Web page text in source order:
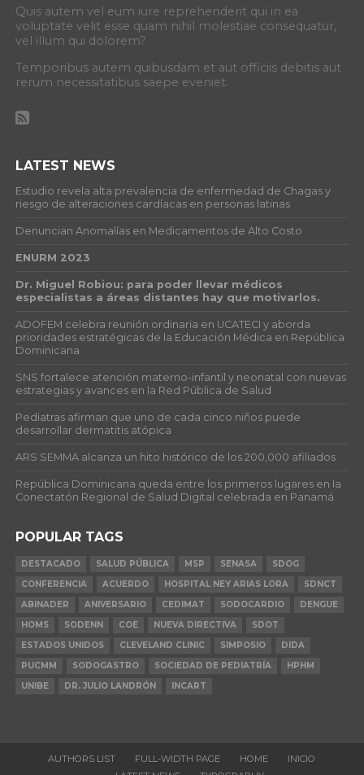
Quis autem vel eum iure reprehenderit qui in ea
voluptate velit esse quam nihil molestiae consequatur,
vel illum qui dolorem?
Temporibus autem quibusdam et aut officiis debitis aut
rerum necessitatibus saepe eveniet.
LATEST NEWS
Estudio revela alta prevalencia de enfermedad de Chagas y
riesgo de alteraciones cardíacas en personas latinas
Denuncian Anomalías en Medicamentos de Alto Costo
ENURM 2023
Dr. Miguel Robiou: para poder llevar médicos
especialistas a áreas distantes hay que motivarlos.
ADOFEM celebra reunión ordinaria en UCATECI y aborda
prioridades estratégicas de la Educación Médica en República
Dominicana
SNS fortalece atención materno-infantil y neonatal con nuevas
estrategias y avances en la Red Pública de Salud
Pediatras afirman que uno de cada cinco niños puede
desarrollar dermatitis atópica
ARS SEMMA alcanza un hito histórico de los 200,000 afiliados
República Dominicana queda entre los primeros lugares en la
Conectatón Regional de Salud Digital celebrada en Panamá
POPULAR TAGS
DESTACADO SALUD PÚBLICA MSP SENASA
SDOG
CONFERENCIA
ACUERDO HOSPITAL NEY ARIAS LORA
SDNCT
ABINADER
ANIVERSARIO CEDIMAT SODOCARDIO
DENGUE
HOMS
SODENN COE NUEVA DIRECTIVA
SDOT
ESTADOS UNIDOS
CLEVELAND CLINIC SIMPOSIO
DIDA
PUCMM
SODOGASTRO SOCIEDAD DE PEDIATRÍA
HPHM
UNIBE
DR. JULIO LANDRÓN INCART
AUTHORS LIST FULL-WIDTH PAGE HOME
INICIO